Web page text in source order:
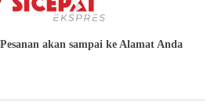
akan sampai ke Alamat Anda